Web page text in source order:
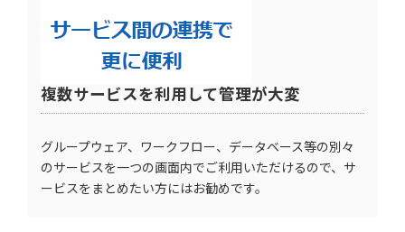
複数サービスを利用して管理が大変
グループウェア、ワークフロー、データベース等の別々
のサービスを一つの画面内でご利用いただけるので、サ
ービスをまとめたい方にはお勧めです。